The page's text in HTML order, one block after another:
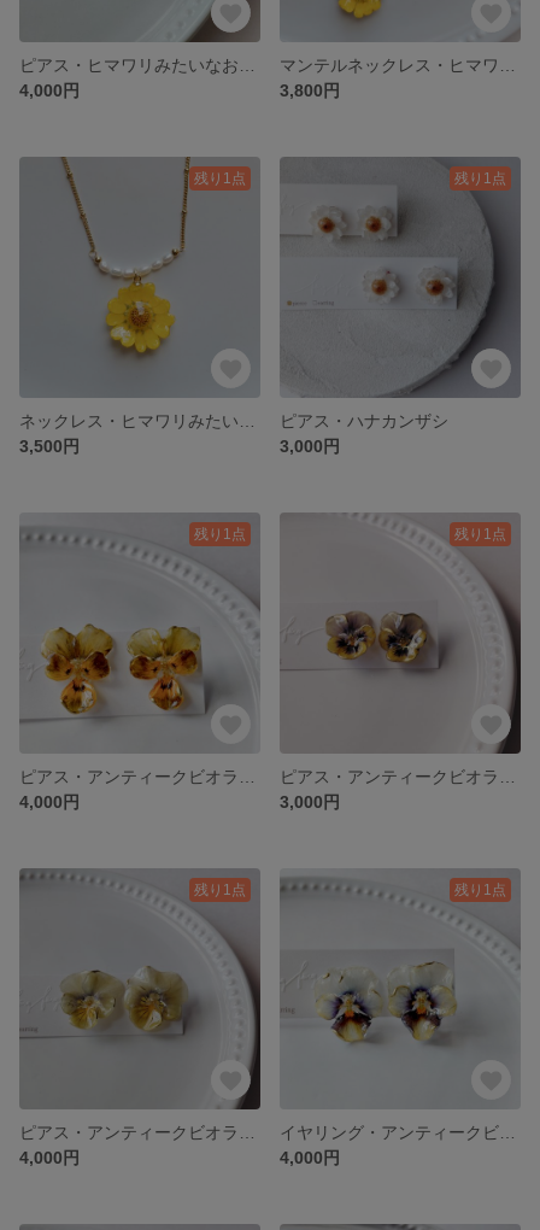
4,000円
3,800円
残り1点
3,500円
残り1点
ピアス・ハナカンザシ
3,000円
残り1点
4,000円
残り1点
3,000円
残り1点
4,000円
残り1点
4,000円